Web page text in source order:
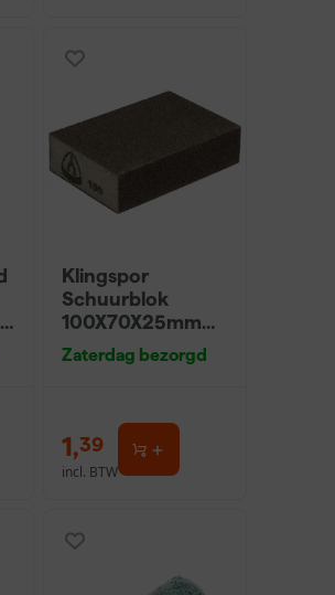
Klingspor
Schuurblok
100X70X25mm
Sk 500 P220
Zaterdag bezorgd
1,39
incl. BTW